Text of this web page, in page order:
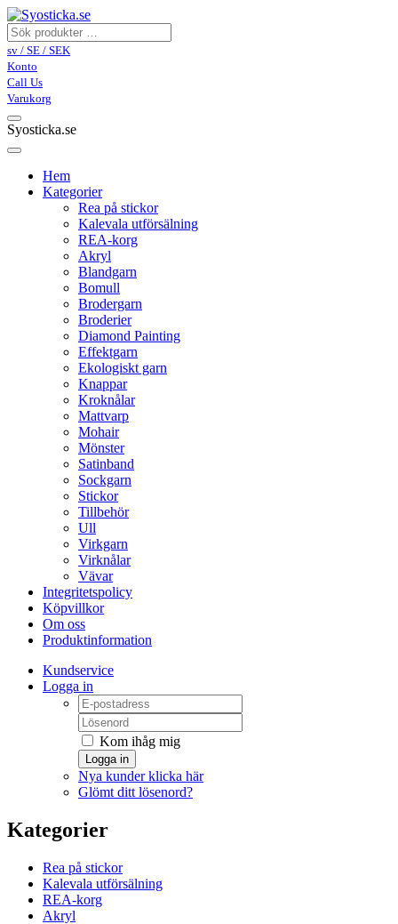
sv / SE / SEK
Konto
Call Us
Varukorg
Syosticka.se
Hem
Kategorier
Rea på stickor
Kalevala utförsälning
REA-korg
Akryl
Blandgarn
Bomull
Brodergarn
Broderier
Diamond Painting
Effektgarn
Ekologiskt garn
Knappar
Kroknålar
Mattvarp
Mohair
Mönster
Satinband
Sockgarn
Stickor
Tillbehör
Ull
Virkgarn
Virknålar
Vävar
Integritetspolicy
Köpvillkor
Om oss
Produktinformation
Kundservice
Logga in
Kom ihåg mig
Logga in
Nya kunder klicka här
Glömt ditt lösenord?
Kategorier
Rea på stickor
Kalevala utförsälning
REA-korg
Akryl